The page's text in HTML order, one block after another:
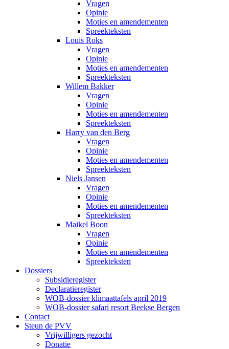
Vragen
Opinie
Moties en amendementen
Spreekteksten
Louis Roks
Vragen
Opinie
Moties en amendementen
Spreekteksten
Willem Bakker
Vragen
Opinie
Moties en amendementen
Spreekteksten
Harry van den Berg
Vragen
Opinie
Moties en amendementen
Spreekteksten
Niels Jansen
Vragen
Opinie
Moties en amendementen
Spreekteksten
Maikel Boon
Vragen
Opinie
Moties en amendementen
Spreekteksten
Dossiers
Subsidieregister
Declaratieregister
WOB-dossier klimaattafels april 2019
WOB-dossier safari resort Beekse Bergen
Contact
Steun de PVV
Vrijwilligers gezocht
Donatie